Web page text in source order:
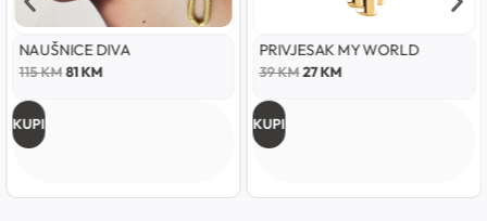
NAUŠNICE DIVA
115KM81KM
KUPI
PRIVJESAK MY WORLD
39KM27KM
KUPI